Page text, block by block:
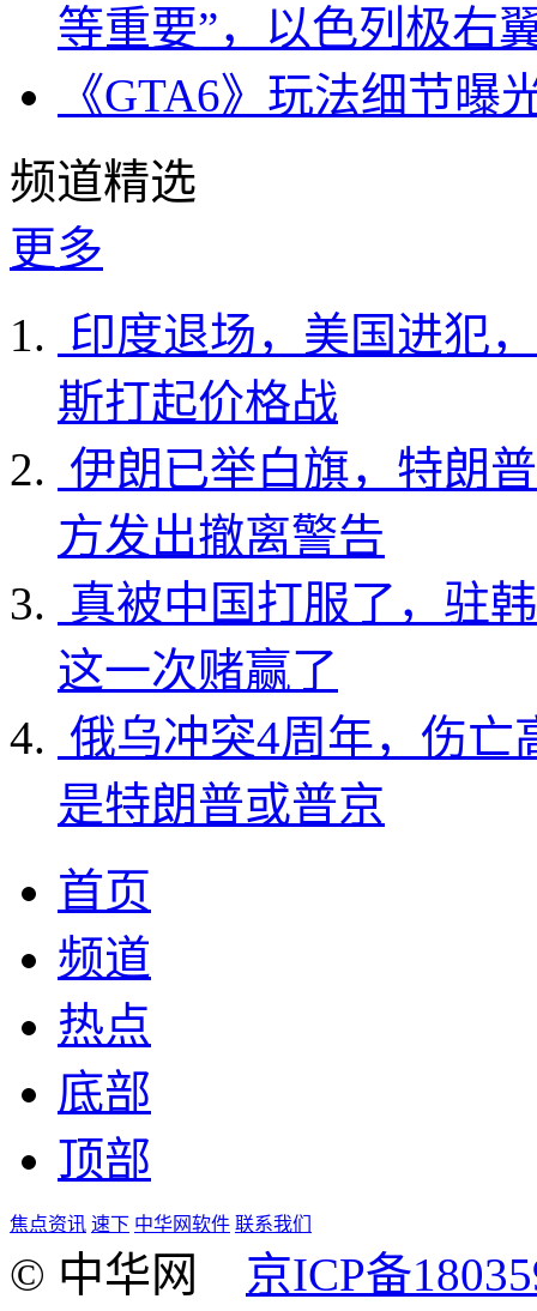
等重要”，以色列极右
《GTA6》玩法细节
频道精选
更多
印度退场，美国进犯
斯打起价格战
伊朗已举白旗，特朗
方发出撤离警告
真被中国打服了，驻
这一次赌赢了
俄乌冲突4周年，伤亡
是特朗普或普京
首页
频道
热点
底部
顶部
焦点资讯 速下 中华网软件 联系我们
© 中华网 京ICP备